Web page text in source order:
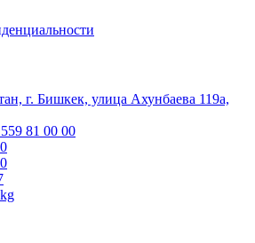
г. Бишкек, улица Ахунбаева 119а,
81 00 00